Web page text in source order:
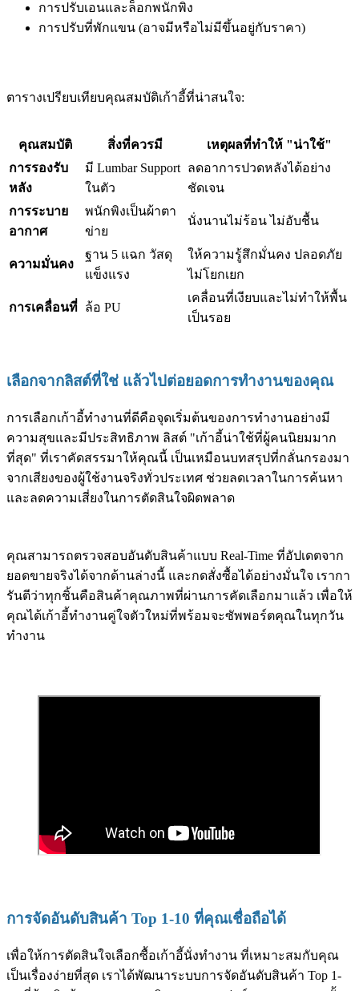
การปรับเอนและล็อกพนักพิง
การปรับที่พักแขน (อาจมีหรือไม่มีขึ้นอยู่กับราคา)
ตารางเปรียบเทียบคุณสมบัติเก้าอี้ที่น่าสนใจ:
คุณสมบัติ สิ่งที่ควรมี
เหตุผลที่ทำให้ "น่าใช้"
การรองรับ
หลัง
มี Lumbar Support
ในตัว
ลดอาการปวดหลังได้อย่าง
ชัดเจน
การระบาย
อากาศ
พนักพิงเป็นผ้าตา
ข่าย
นั่งนานไม่ร้อน ไม่อับชื้น
ความมั่นคง
ฐาน 5 แฉก วัสดุ
แข็งแรง
ให้ความรู้สึกมั่นคง ปลอดภัย
ไม่โยกเยก
การเคลื่อนที่ ล้อ PU
เคลื่อนที่เงียบและไม่ทำให้พื้น
เป็นรอย
เลือกจากลิสต์ที่ใช่ แล้วไปต่อยอดการทำงานของคุณ
การเลือกเก้าอี้ทำงานที่ดีคือจุดเริ่มต้นของการทำงานอย่างมี
ความสุขและมีประสิทธิภาพ ลิสต์ "เก้าอี้น่าใช้ที่ผู้คนนิยมมาก
ที่สุด" ที่เราคัดสรรมาให้คุณนี้ เป็นเหมือนบทสรุปที่กลั่นกรองมา
จากเสียงของผู้ใช้งานจริงทั่วประเทศ ช่วยลดเวลาในการค้นหา
และลดความเสี่ยงในการตัดสินใจผิดพลาด
คุณสามารถตรวจสอบอันดับสินค้าแบบ Real-Time ที่อัปเดตจาก
ยอดขายจริงได้จากด้านล่างนี้ และกดสั่งซื้อได้อย่างมั่นใจ เรากา
รันตีว่าทุกชิ้นคือสินค้าคุณภาพที่ผ่านการคัดเลือกมาแล้ว เพื่อให้
คุณได้เก้าอี้ทำงานคู่ใจตัวใหม่ที่พร้อมจะซัพพอร์ตคุณในทุกวัน
ทำงาน
การจัดอันดับสินค้า Top 1-10 ที่คุณเชื่อถือได้
เพื่อให้การตัดสินใจเลือกซื้อเก้าอี้นั่งทำงาน ที่เหมาะสมกับคุณ
เป็นเรื่องง่ายที่สุด เราได้พัฒนาระบบการจัดอันดับสินค้า Top 1-